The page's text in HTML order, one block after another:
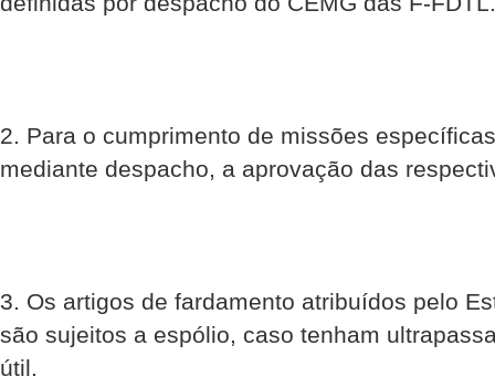
2. Para o cumprimento de missões
mediante despacho, a aprovação das
3. Os artigos de fardamento atribuídos pelo
são sujeitos a espólio, caso tenham
útil.